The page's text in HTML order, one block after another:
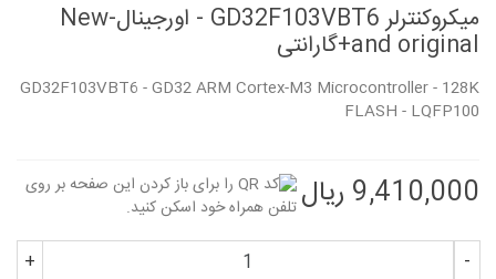
میکروکنترلر GD32F103VBT6 - اورجینال-New
and original+گارانتی
GD32F103VBT6 - GD32 ARM Cortex-M3 Microcontroller - 128K
FLASH - LQFP100
9,410,000 ریال
-
+